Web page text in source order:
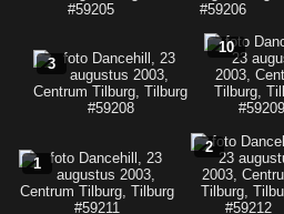
3
10
1
2